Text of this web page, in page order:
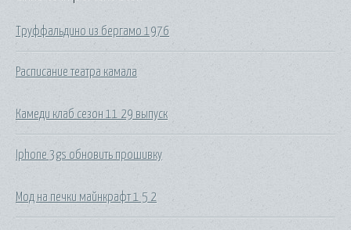
Труффальдино из бергамо 1976
Расписание театра камала
Камеди клаб сезон 11 29 выпуск
Iphone 3gs обновить прошивку
Мод на печки майнкрафт 1 5 2